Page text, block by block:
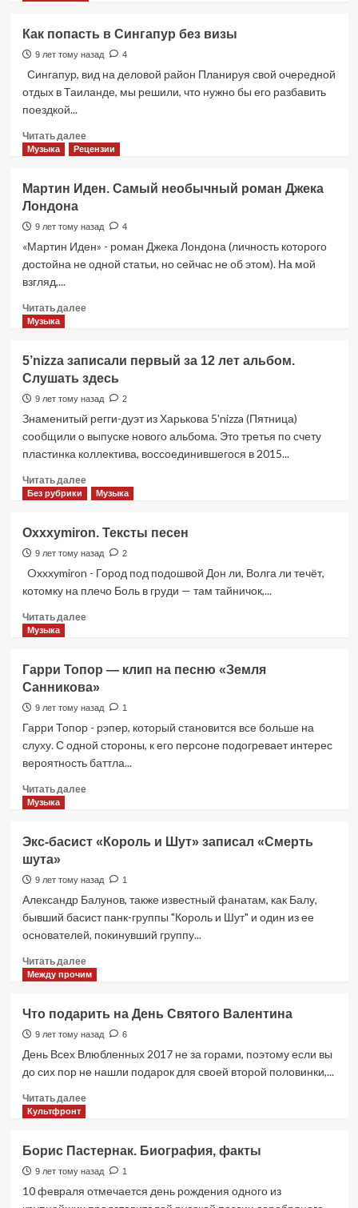
в
2017
какие
Как попасть в Сингапур без визы
9 лет тому назад 4
Сингапур, вид на деловой район Планируя свой очередной
отдых в Таиланде, мы решили, что нужно бы его разбавить
поездкой...
Читать далееПрочитать
больше
попасть
Сингапур
Музыка Рецензии
Мартин Иден. Самый необычный роман Джека
Лондона
9 лет тому назад 4
«Мартин Иден» - роман Джека Лондона (личность которого
достойна не одной статьи, но сейчас не об этом). На мой
взгляд,...
Читать далееПрочитать
Иден.
Самый
необычный
Джека
Лондона
Музыка
5’nizza записали первый за 12 лет альбом.
Слушать здесь
9 лет тому назад 2
Знаменитый рeгги-дуэт из Харькова 5'nizza (Пятница)
сообщили о выпуске нового альбома. Это третья по счету
пластинка коллектива, воссоединившегося в 2015...
Читать далееПрочитать
больше
записали
первый
альбом.
Без рубрики Музыка
Oxxxymiron. Тексты песен
9 лет тому назад 2
Oxxxymiron - Город под подошвой Дон ли, Волга ли течёт,
котомку на плечо Боль в груди — там тайничок,...
Читать далееПрочитать
Тексты
песен
Музыка
Гарри Топор — клип на песню «Земля
Санникова»
9 лет тому назад 1
Гарри Топор - рэпер, который становится все больше на
слуху. С одной стороны, к его персоне подогревает интерес
вероятность баттла...
Читать далееПрочитать
Топор
клип
песню
«Земля
Санникова»
Музыка
Экс-басист «Король и Шут» записал «Смерть
шута»
9 лет тому назад 1
Александр Балунов, также известный фанатам, как Балу,
бывший басист панк-группы "Король и Шут" и один из ее
основателей, покинувший группу...
Читать далееПрочитать
больше
басист
«Король
«Смерть
Между прочим
Что подарить на День Святого Валентина
9 лет тому назад 6
День Всех Влюбленных 2017 не за горами, поэтому если вы
до сих пор не нашли подарок для своей второй половинки,...
Читать далееПрочитать
подарить
на
Культфронт
Борис Пастернак. Биография, факты
9 лет тому назад 1
10 февраля отмечается день рождения одного из